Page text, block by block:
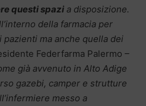
questi spazi a disposizione.
della farmacia per
ma anche quella dei
Federfarma Palermo –
già avvenuto in Alto Adige
gazebi, camper e strutture
messo a